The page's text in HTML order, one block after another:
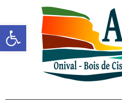
Ouvrir la barre